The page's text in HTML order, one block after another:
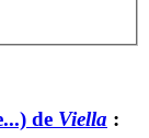
de Viella :